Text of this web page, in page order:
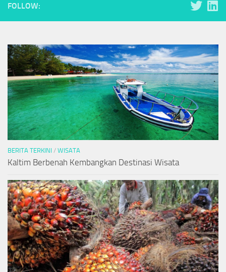
FOLLOW:
BERITA TERKINI / WISATA
Kaltim Berbenah Kembangkan Destinasi Wisata